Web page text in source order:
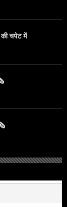
की चपेट में